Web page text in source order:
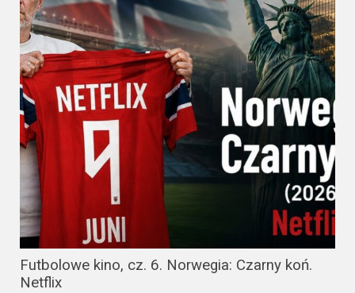
Futbolowe kino, cz. 6. Norwegia: Czarny koń.
Netflix